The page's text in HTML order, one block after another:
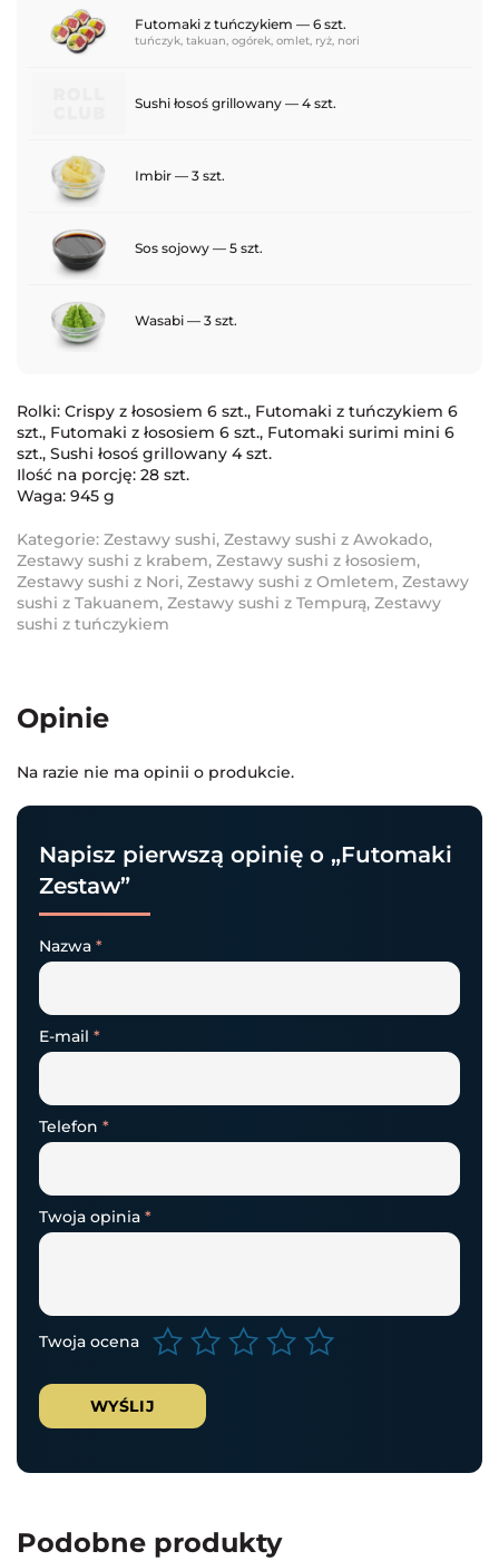
Futomaki z tuńczykiem — 6 szt.
tuńczyk, takuan, ogórek, omlet, ryż, nori
Sushi łosoś grillowany — 4 szt.
Imbir — 3 szt.
Sos sojowy — 5 szt.
Wasabi — 3 szt.
Rolki: Crispy z łososiem 6 szt., Futomaki z tuńczykiem 6
szt., Futomaki z łososiem 6 szt., Futomaki surimi mini 6
szt., Sushi łosoś grillowany 4 szt.
Ilość na porcję: 28 szt.
Waga: 945 g
Kategorie: Zestawy sushi, Zestawy sushi z Awokado,
Zestawy sushi z krabem, Zestawy sushi z łososiem,
Zestawy sushi z Nori, Zestawy sushi z Omletem, Zestawy
sushi z Takuanem, Zestawy sushi z Tempurą, Zestawy
sushi z tuńczykiem
Opinie
Na razie nie ma opinii o produkcie.
Napisz pierwszą opinię o „Futomaki
Zestaw”
Nazwa *
E-mail *
Telefon *
Twoja ocena
Twoja opinia *
Podobne produkty